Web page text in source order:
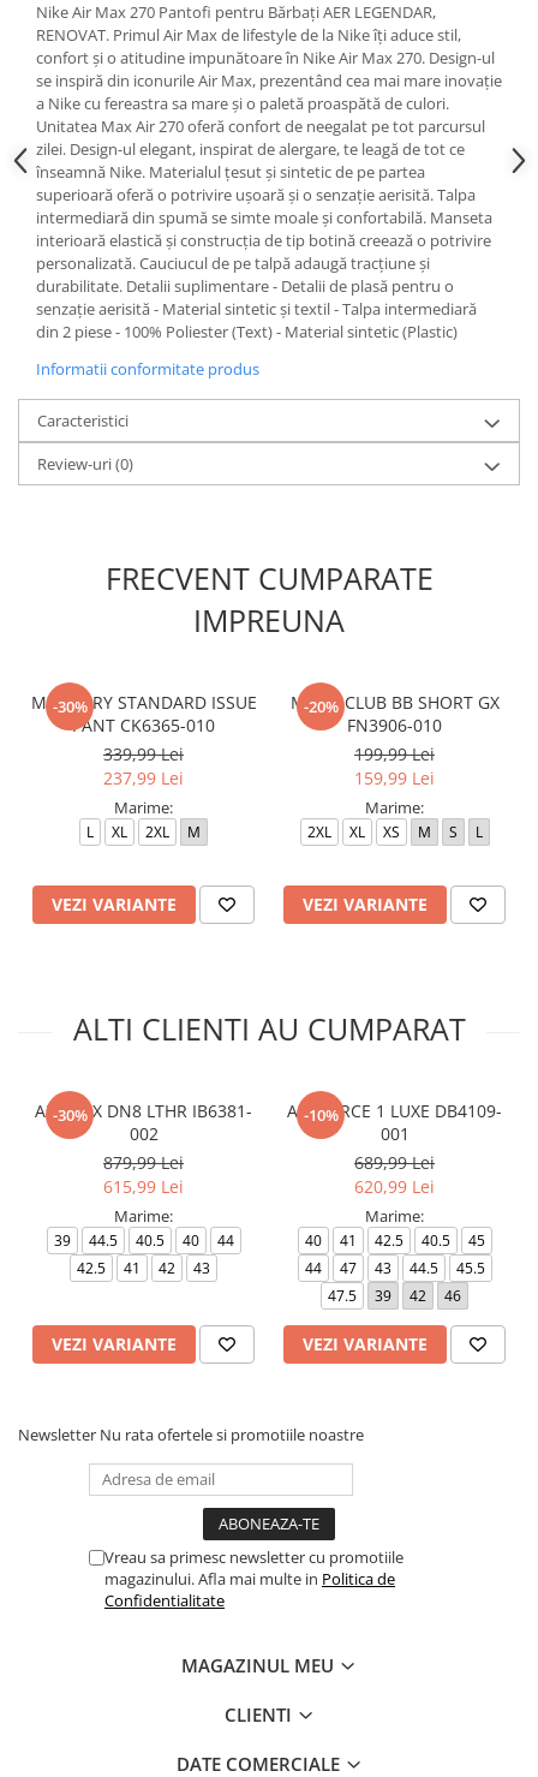
Nike Air Max 270 Pantofi pentru Bărbați AER LEGENDAR,
RENOVAT. Primul Air Max de lifestyle de la Nike îți aduce stil,
confort și o atitudine impunătoare în Nike Air Max 270. Design-ul
se inspiră din iconurile Air Max, prezentând cea mai mare inovație
a Nike cu fereastra sa mare și o paletă proaspătă de culori.
Unitatea Max Air 270 oferă confort de neegalat pe tot parcursul
zilei. Design-ul elegant, inspirat de alergare, te leagă de tot ce
înseamnă Nike. Materialul țesut și sintetic de pe partea
superioară oferă o potrivire ușoară și o senzație aerisită. Talpa
intermediară din spumă se simte moale și confortabilă. Manseta
interioară elastică și construcția de tip botină creează o potrivire
personalizată. Cauciucul de pe talpă adaugă tracțiune și
durabilitate. Detalii suplimentare - Detalii de plasă pentru o
senzație aerisită - Material sintetic și textil - Talpa intermediară
din 2 piese - 100% Poliester (Text) - Material sintetic (Plastic)
Informatii conformitate produs
Caracteristici
Review-uri(0)
FRECVENT CUMPARATE
IMPREUNA
-30%
M NK DRY STANDARD ISSUE
PANT CK6365-010
339,99 Lei
237,99 Lei
Marime:
L XL 2XL M
VEZI VARIANTE
-20%
M N K CLUB BB SHORT GX
FN3906-010
199,99 Lei
159,99 Lei
Marime:
2XL XL XS M S L
VEZI VARIANTE
ALTI CLIENTI AU CUMPARAT
-30%
AIR MAX DN8 LTHR IB6381-
002
879,99 Lei
615,99 Lei
Marime:
39 44.5 40.5 40
44
42.5
41 42 43
VEZI VARIANTE
-10%
AIR FORCE 1 LUXE DB4109-
001
689,99 Lei
620,99 Lei
Marime:
40 41 42.5 40.5
45
44
47 43 44.5
45.5
47.5
39 42 46
VEZI VARIANTE
Newsletter Nu rata ofertele si promotiile noastre
Vreau sa primesc newsletter cu promotiile
magazinului. Afla mai multe in Politica de
Confidentialitate
MAGAZINUL MEU
CLIENTI
DATE COMERCIALE